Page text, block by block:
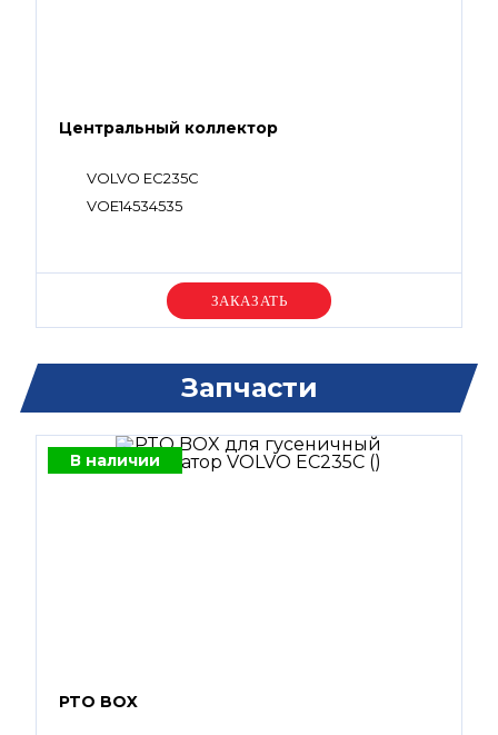
Центральный коллектор
VOLVO EC235C
VOE14534535
Уточняйте цену
Запчасти
В наличии
PTO BOX